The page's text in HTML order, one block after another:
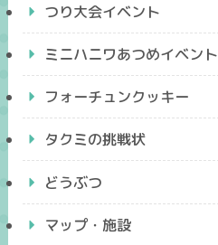
つり大会イベント
ミニハニワあつめイベント
フォーチュンクッキー
タクミの挑戦状
どうぶつ
マップ・施設